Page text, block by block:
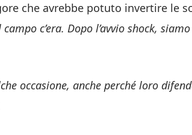
che avrebbe potuto invertire le
campo c’era. Dopo l’avvio shock,
occasione, anche perché loro